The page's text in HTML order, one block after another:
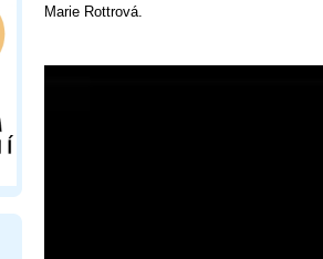
Marie Rottrová.